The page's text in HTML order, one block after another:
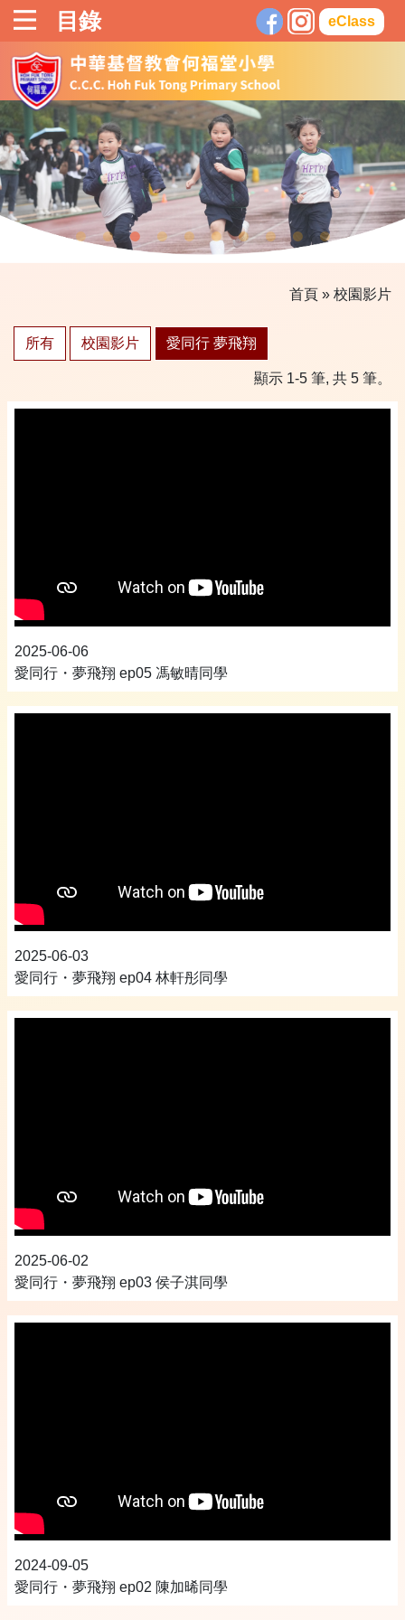
目錄 eClass
首頁 » 校園影片
所有 校園影片 愛同行 夢飛翔
顯示 1-5 筆, 共 5 筆。
2025-06-06
愛同行・夢飛翔 ep05 馮敏晴同學
2025-06-03
愛同行・夢飛翔 ep04 林軒彤同學
2025-06-02
愛同行・夢飛翔 ep03 侯子淇同學
2024-09-05
愛同行・夢飛翔 ep02 陳加晞同學